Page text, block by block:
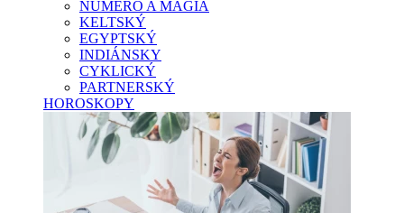
NUMERO A MÁGIA
KELTSKÝ
EGYPTSKÝ
INDIÁNSKY
CYKLICKÝ
PARTNERSKÝ
HOROSKOPY